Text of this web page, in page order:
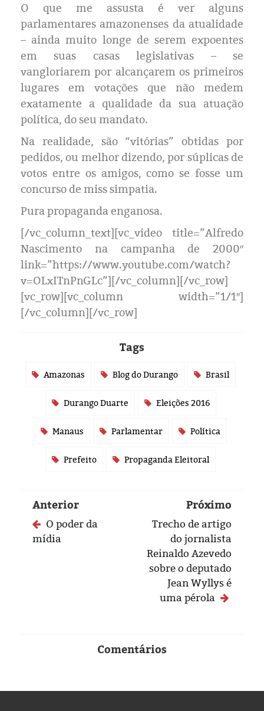
O que me assusta é ver alguns
parlamentares amazonenses da atualidade
– ainda muito longe de serem expoentes
em suas casas legislativas – se
vangloriarem por alcançarem os primeiros
lugares em votações que não medem
exatamente a qualidade da sua atuação
política, do seu mandato.
Na realidade, são “vitórias” obtidas por
pedidos, ou melhor dizendo, por súplicas de
votos entre os amigos, como se fosse um
concurso de miss simpatia.
Pura propaganda enganosa.
[/vc_column_text][vc_video title=”Alfredo
Nascimento na campanha de 2000″
link=”https://www.youtube.com/watch?
v=OLxITnPnGLc”][/vc_column][/vc_row]
[vc_row][vc_column width=”1/1″]
[/vc_column][/vc_row]
Tags
Amazonas Blog do Durango Brasil
Durango Duarte Eleições 2016
Manaus Parlamentar Política
Prefeito Propaganda Eleitoral
Anterior
O poder da
mídia
Próximo
Trecho de artigo
do jornalista
Reinaldo Azevedo
sobre o deputado
Jean Wyllys é
uma pérola
Comentários